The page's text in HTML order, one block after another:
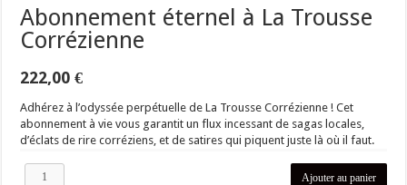
Abonnement éternel à La Trousse
Corrézienne
222,00€
Adhérez à l’odyssée perpétuelle de La Trousse Corrézienne ! Cet
abonnement à vie vous garantit un flux incessant de sagas locales,
d’éclats de rire corréziens, et de satires qui piquent juste là où il faut.
quantité
Ajouter au panier